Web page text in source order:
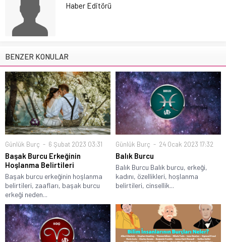
Haber Editörü
BENZER KONULAR
Günlük Burç 6 Şubat 2023 03:31
Başak Burcu Erkeğinin
Hoşlanma Belirtileri
Başak burcu erkeğinin hoşlanma
belirtileri, zaafları, başak burcu
erkeği neden...
Günlük Burç 24 Ocak 2023 17:32
Balık Burcu
Balık Burcu Balık burcu, erkeği,
kadını, özellikleri, hoşlanma
belirtileri, cinsellik...